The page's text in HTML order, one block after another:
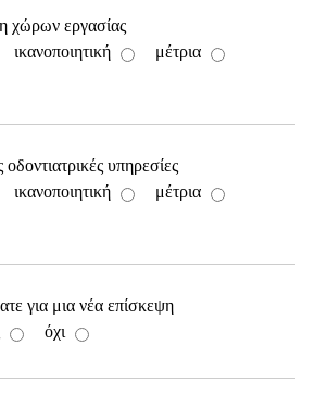
χώρων εργασίας
ικανοποιητική
μέτρια
υπηρεσίες
ικανοποιητική
μέτρια
για μια νέα επίσκεψη
όχι